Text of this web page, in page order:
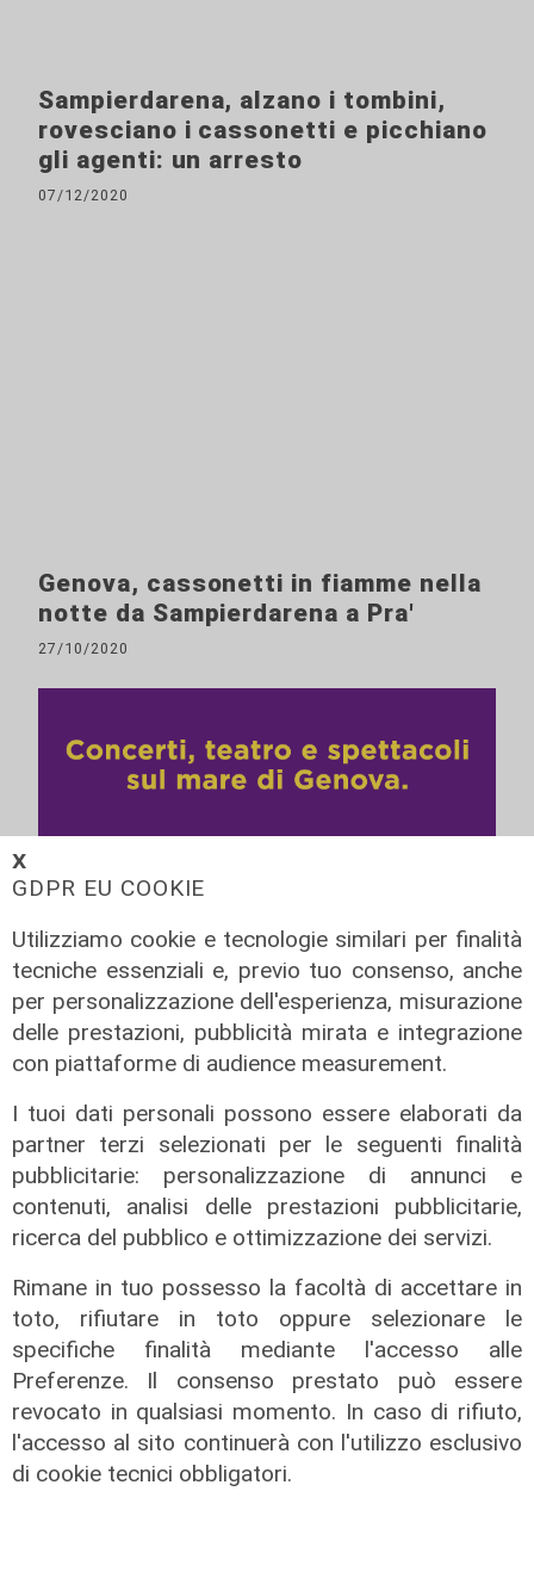
𝗫
GDPR EU COOKIE
Utilizziamo cookie e tecnologie similari per finalità
tecniche essenziali e, previo tuo consenso, anche
per personalizzazione dell'esperienza, misurazione
delle prestazioni, pubblicità mirata e integrazione
con piattaforme di audience measurement.
I tuoi dati personali possono essere elaborati da
partner terzi selezionati per le seguenti finalità
pubblicitarie: personalizzazione di annunci e
contenuti, analisi delle prestazioni pubblicitarie,
ricerca del pubblico e ottimizzazione dei servizi.
Rimane in tuo possesso la facoltà di accettare in
toto, rifiutare in toto oppure selezionare le
specifiche finalità mediante l'accesso alle
Preferenze. Il consenso prestato può essere
revocato in qualsiasi momento. In caso di rifiuto,
l'accesso al sito continuerà con l'utilizzo esclusivo
di cookie tecnici obbligatori.
Sampierdarena, alzano i tombini,
rovesciano i cassonetti e picchiano
gli agenti: un arresto
07/12/2020
Genova, cassonetti in fiamme nella
notte da Sampierdarena a Pra'
27/10/2020
ALTRE NOTIZIE
Le dichiarazioni
che l’incontro tra il Ministro
Piantedosi e la Sindaca Salis riporti
il tema nell’alveo corretto dei Patti
per la
08/08/2026
di Redazione